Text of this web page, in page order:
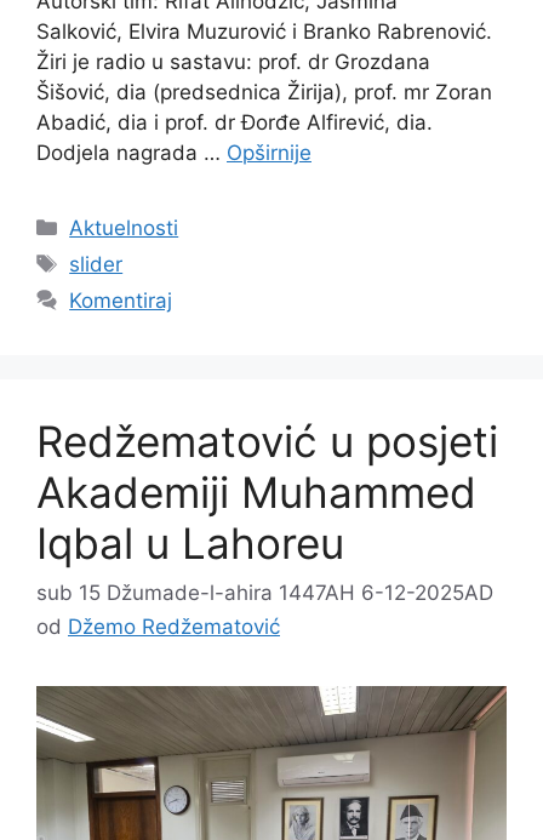
Salković, Elvira Muzurović i Branko Rabrenović.
Žiri je radio u sastavu: prof. dr Grozdana
Šišović, dia (predsednica Žirija), prof. mr Zoran
Abadić, dia i prof. dr Đorđe Alfirević, dia.
Dodjela nagrada … Opširnije
Kategorije
Aktuelnosti
Oznake
slider
Komentiraj
Redžematović u posjeti
Akademiji Muhammed
Iqbal u Lahoreu
sub 15 Džumade-l-ahira 1447AH 6-12-2025AD
od Džemo Redžematović